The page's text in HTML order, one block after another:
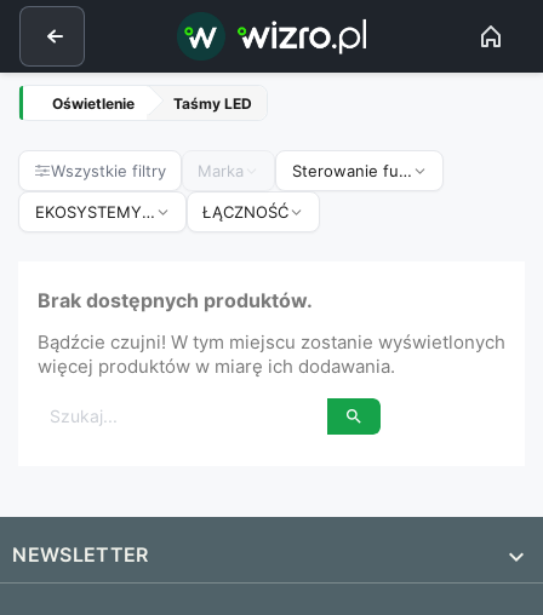
Oświetlenie Taśmy LED
Wszystkie filtry Marka Sterowanie funkcje
EKOSYSTEMY SMART HOME
ŁĄCZNOŚĆ
Brak dostępnych produktów.
Bądźcie czujni! W tym miejscu zostanie wyświetlonych
więcej produktów w miarę ich dodawania.

NEWSLETTER 